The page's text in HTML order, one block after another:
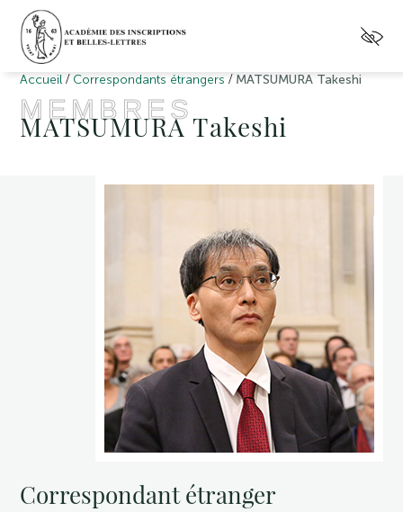
Accueil / Correspondants étrangers / MATSUMURA Takeshi
MEMBRES
MATSUMURA Takeshi
Correspondant étranger